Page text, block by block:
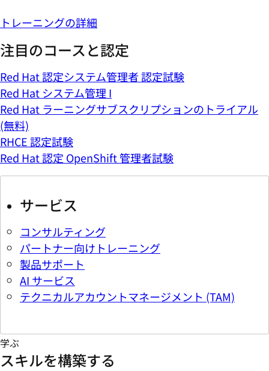
トレーニングの詳細
注目のコースと認定
Red Hat 認定システム管理者 認定試験
Red Hat システム管理 I
Red Hat ラーニングサブスクリプションのトライアル
(無料)
RHCE 認定試験
Red Hat 認定 OpenShift 管理者試験
サービス
コンサルティング
パートナー向けトレーニング
製品サポート
AI サービス
テクニカルアカウントマネージメント (TAM)
学ぶ
スキルを構築する